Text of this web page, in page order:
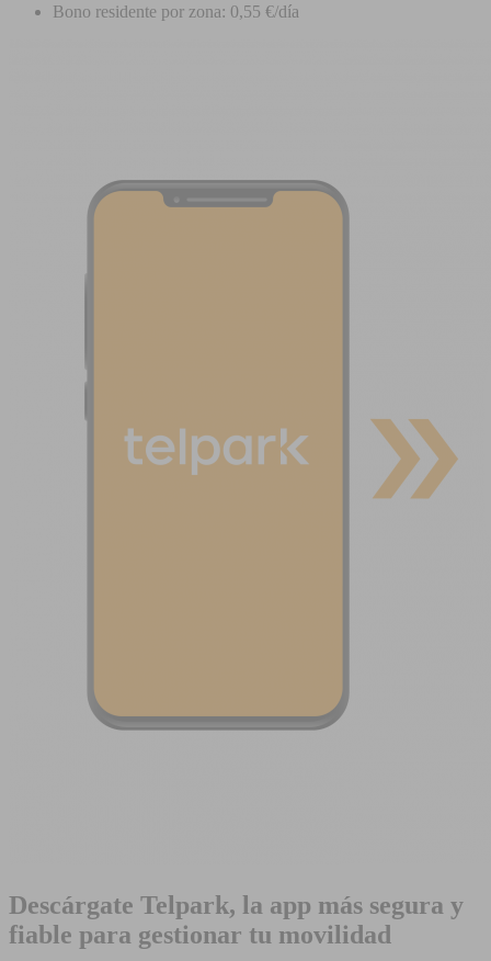
Bono residente por zona: 0,55 €/día
Descárgate Telpark, la app más segura y
fiable para gestionar tu movilidad